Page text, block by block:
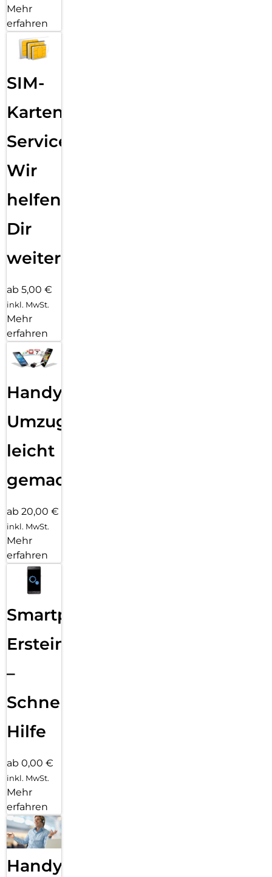
Mehr
erfahren
SIM-
Karten
Service:
Wir
helfen
Dir
weiter
ab 5,00 €
inkl. MwSt.
Mehr
erfahren
Handy
Umzug
leicht
gemacht!
ab 20,00 €
inkl. MwSt.
Mehr
erfahren
Smartphone
Ersteinrichtung
–
Schnelle
Hilfe
ab 0,00 €
inkl. MwSt.
Mehr
erfahren
Handy